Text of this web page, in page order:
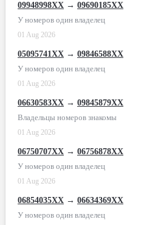
09948998XX → 09690185XX
У номеров один владелец
01 Aug 2026
05095741XX → 09846588XX
У номеров один владелец
01 Aug 2026
06630583XX → 09845879XX
Владельцы номеров знакомы
01 Aug 2026
06750707XX → 06756878XX
У номеров один владелец
01 Aug 2026
06854035XX → 06634369XX
У номеров один владелец